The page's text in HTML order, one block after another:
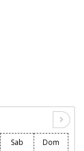
Sab
Dom